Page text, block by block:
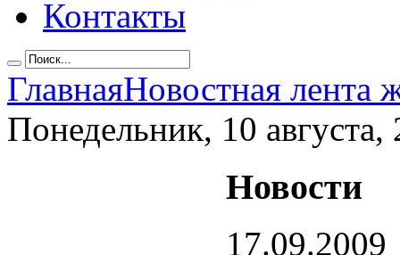
Контакты
ГлавнаяНовостная лента
Понедельник, 10 августа,
Новости
17.09.2009